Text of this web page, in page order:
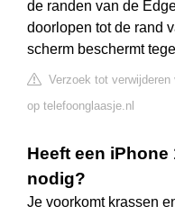
de randen van de
doorlopen tot de rand
scherm beschermt
Verzoek tot verwijderen
op telefoonglaasje.nl
Heeft een
nodig?
Je voorkomt krassen